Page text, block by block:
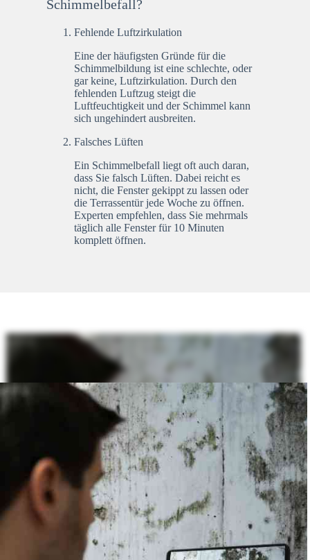
Schimmelbefall?
Fehlende Luftzirkulation
Eine der häufigsten Gründe für die
Schimmelbildung ist eine schlechte, oder
gar keine, Luftzirkulation. Durch den
fehlenden Luftzug steigt die
Luftfeuchtigkeit und der Schimmel kann
sich ungehindert ausbreiten.
Falsches Lüften
Ein Schimmelbefall liegt oft auch daran,
dass Sie falsch Lüften. Dabei reicht es
nicht, die Fenster gekippt zu lassen oder
die Terrassentür jede Woche zu öffnen.
Experten empfehlen, dass Sie mehrmals
täglich alle Fenster für 10 Minuten
komplett öffnen.